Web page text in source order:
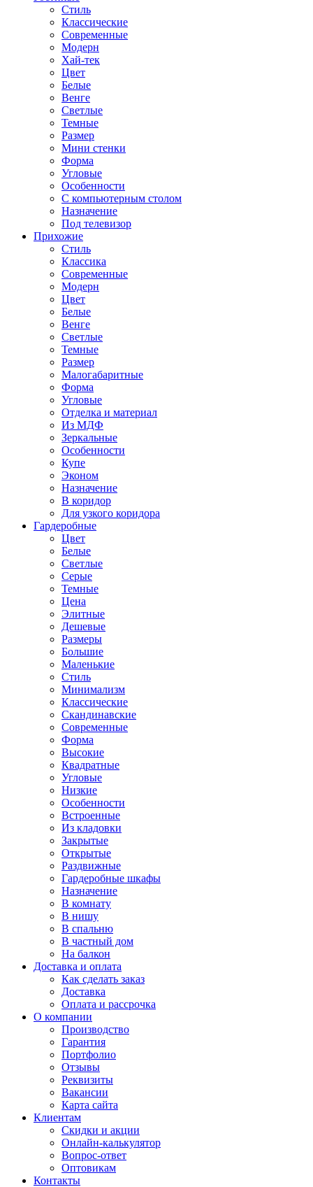
Стиль
Классические
Современные
Модерн
Хай-тек
Цвет
Белые
Венге
Светлые
Темные
Размер
Мини стенки
Форма
Угловые
Особенности
С компьютерным столом
Назначение
Под телевизор
Прихожие
Стиль
Классика
Современные
Модерн
Цвет
Белые
Венге
Светлые
Темные
Размер
Малогабаритные
Форма
Угловые
Отделка и материал
Из МДФ
Зеркальные
Особенности
Купе
Эконом
Назначение
В коридор
Для узкого коридора
Гардеробные
Цвет
Белые
Светлые
Серые
Темные
Цена
Элитные
Дешевые
Размеры
Большие
Маленькие
Стиль
Минимализм
Классические
Скандинавские
Современные
Форма
Высокие
Квадратные
Угловые
Низкие
Особенности
Встроенные
Из кладовки
Закрытые
Открытые
Раздвижные
Гардеробные шкафы
Назначение
В комнату
В нишу
В спальню
В частный дом
На балкон
Доставка и оплата
Как сделать заказ
Доставка
Оплата и рассрочка
О компании
Производство
Гарантия
Портфолио
Отзывы
Реквизиты
Вакансии
Карта сайта
Клиентам
Скидки и акции
Онлайн-калькулятор
Вопрос-ответ
Оптовикам
Контакты